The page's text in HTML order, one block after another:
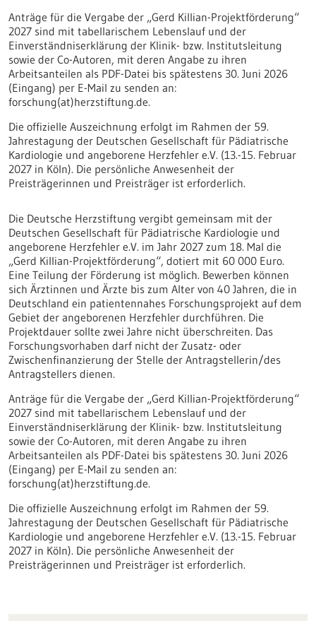
Anträge für die Vergabe der „Gerd Killian-Projektförderung“
2027 sind mit tabellarischem Lebenslauf und der
Einverständniserklärung der Klinik- bzw. Institutsleitung
sowie der Co-Autoren, mit deren Angabe zu ihren
Arbeitsanteilen als PDF-Datei bis spätestens 30. Juni 2026
(Eingang) per E-Mail zu senden an:
forschung(at)herzstiftung.de.
Die offizielle Auszeichnung erfolgt im Rahmen der 59.
Jahrestagung der Deutschen Gesellschaft für Pädiatrische
Kardiologie und angeborene Herzfehler e.V. (13.-15. Februar
2027 in Köln). Die persönliche Anwesenheit der
Preisträgerinnen und Preisträger ist erforderlich.
Die Deutsche Herzstiftung vergibt gemeinsam mit der
Deutschen Gesellschaft für Pädiatrische Kardiologie und
angeborene Herzfehler e.V. im Jahr 2027 zum 18. Mal die
„Gerd Killian-Projektförderung“, dotiert mit 60 000 Euro.
Eine Teilung der Förderung ist möglich. Bewerben können
sich Ärztinnen und Ärzte bis zum Alter von 40 Jahren, die in
Deutschland ein patientennahes Forschungsprojekt auf dem
Gebiet der angeborenen Herzfehler durchführen. Die
Projektdauer sollte zwei Jahre nicht überschreiten. Das
Forschungsvorhaben darf nicht der Zusatz- oder
Zwischenfinanzierung der Stelle der Antragstellerin/des
Antragstellers dienen.
Anträge für die Vergabe der „Gerd Killian-Projektförderung“
2027 sind mit tabellarischem Lebenslauf und der
Einverständniserklärung der Klinik- bzw. Institutsleitung
sowie der Co-Autoren, mit deren Angabe zu ihren
Arbeitsanteilen als PDF-Datei bis spätestens 30. Juni 2026
(Eingang) per E-Mail zu senden an:
forschung(at)herzstiftung.de.
Die offizielle Auszeichnung erfolgt im Rahmen der 59.
Jahrestagung der Deutschen Gesellschaft für Pädiatrische
Kardiologie und angeborene Herzfehler e.V. (13.-15. Februar
2027 in Köln). Die persönliche Anwesenheit der
Preisträgerinnen und Preisträger ist erforderlich.